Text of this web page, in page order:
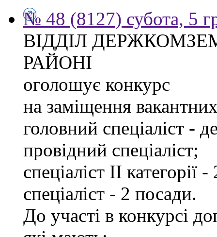
№ 48 (8127) субота, 5
ВІДДІЛ
РАЙОНІ
оголошує конкурс
на заміщення вакантних
головний спеціаліст -
провідний спеціаліст;
спеціаліст ІІ категорії
спеціаліст - 2 посади.
До участі в конкурсі